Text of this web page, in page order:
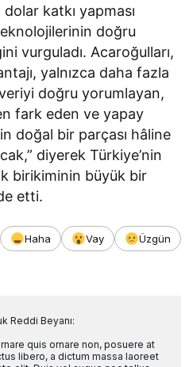
katkı yapması
doğru
vurguladı. Acaroğulları,
yalnızca daha fazla
doğru yorumlayan,
fark eden ve yapay
doğal bir parçası hâline
diyerek Türkiye’nin
birikiminin büyük bir
etti.
Haha Vay
Üzgün
Reddi Beyanı:
quis ornare non, posuere at
libero, a dictum massa laoreet